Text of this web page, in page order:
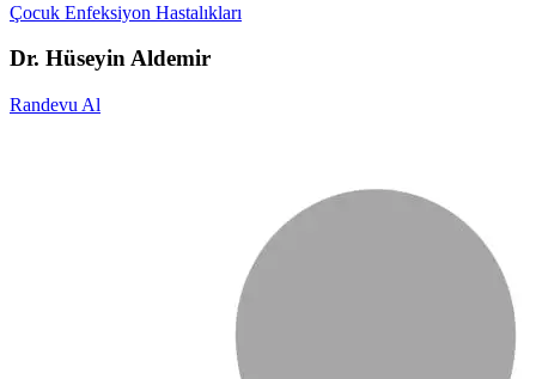
Çocuk Enfeksiyon Hastalıkları
Dr. Hüseyin Aldemir
Randevu Al